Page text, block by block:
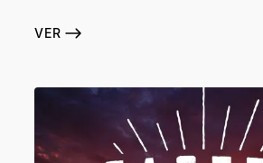
VER